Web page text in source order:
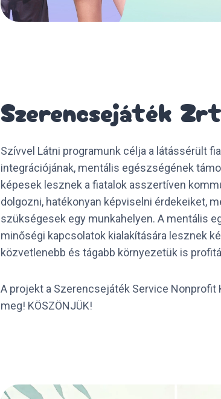
Szerencsejáték Zrt
Szívvel Látni programunk célja a látássérült
integrációjának, mentális egészségének
képesek lesznek a fiatalok asszertíven
dolgozni, hatékonyan képviselni érdekeiket,
szükségesek egy munkahelyen. A mentális
minőségi kapcsolatok kialakítására lesznek
közvetlenebb és tágabb környezetük is
A projekt a Szerencsejáték Service Nonprofit
meg! KÖSZÖNJÜK!